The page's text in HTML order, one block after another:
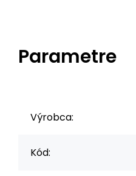
Parametre
Výrobca:
Kód: